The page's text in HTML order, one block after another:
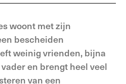
woont met zijn
bescheiden
weinig vrienden, bijna
en brengt heel veel
van een